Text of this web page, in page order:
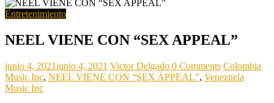
Entretenimiento
NEEL VIENE CON “SEX APPEAL”
junio 4, 2021junio 4, 2021 Victor Delgado 0 Comments Colombia
Music Inc, NEEL VIENE CON “SEX APPEAL”, Venezuela
Music Inc